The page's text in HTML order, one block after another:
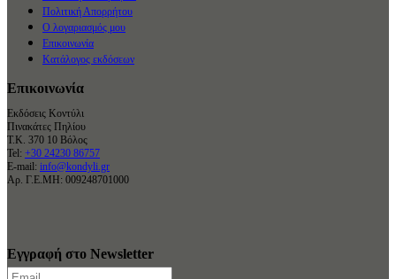
Πολιτική Απορρήτου
Ο λογαριασμός μου
Επικοινωνία
Κατάλογος εκδόσεων
Επικοινωνία
Εκδόσεις Κοντύλι
Πινακάτες Πηλίου
Τ.Κ. 370 10 Βόλος
Tel: +30 24230 86757
E-mail: info@kondyli.gr
Αρ. Γ.Ε.ΜΗ: 009248701000
Εγγραφή στο Newsletter